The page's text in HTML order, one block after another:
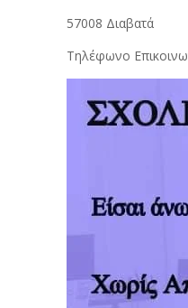
57008 Διαβατά
Τηλέφωνο